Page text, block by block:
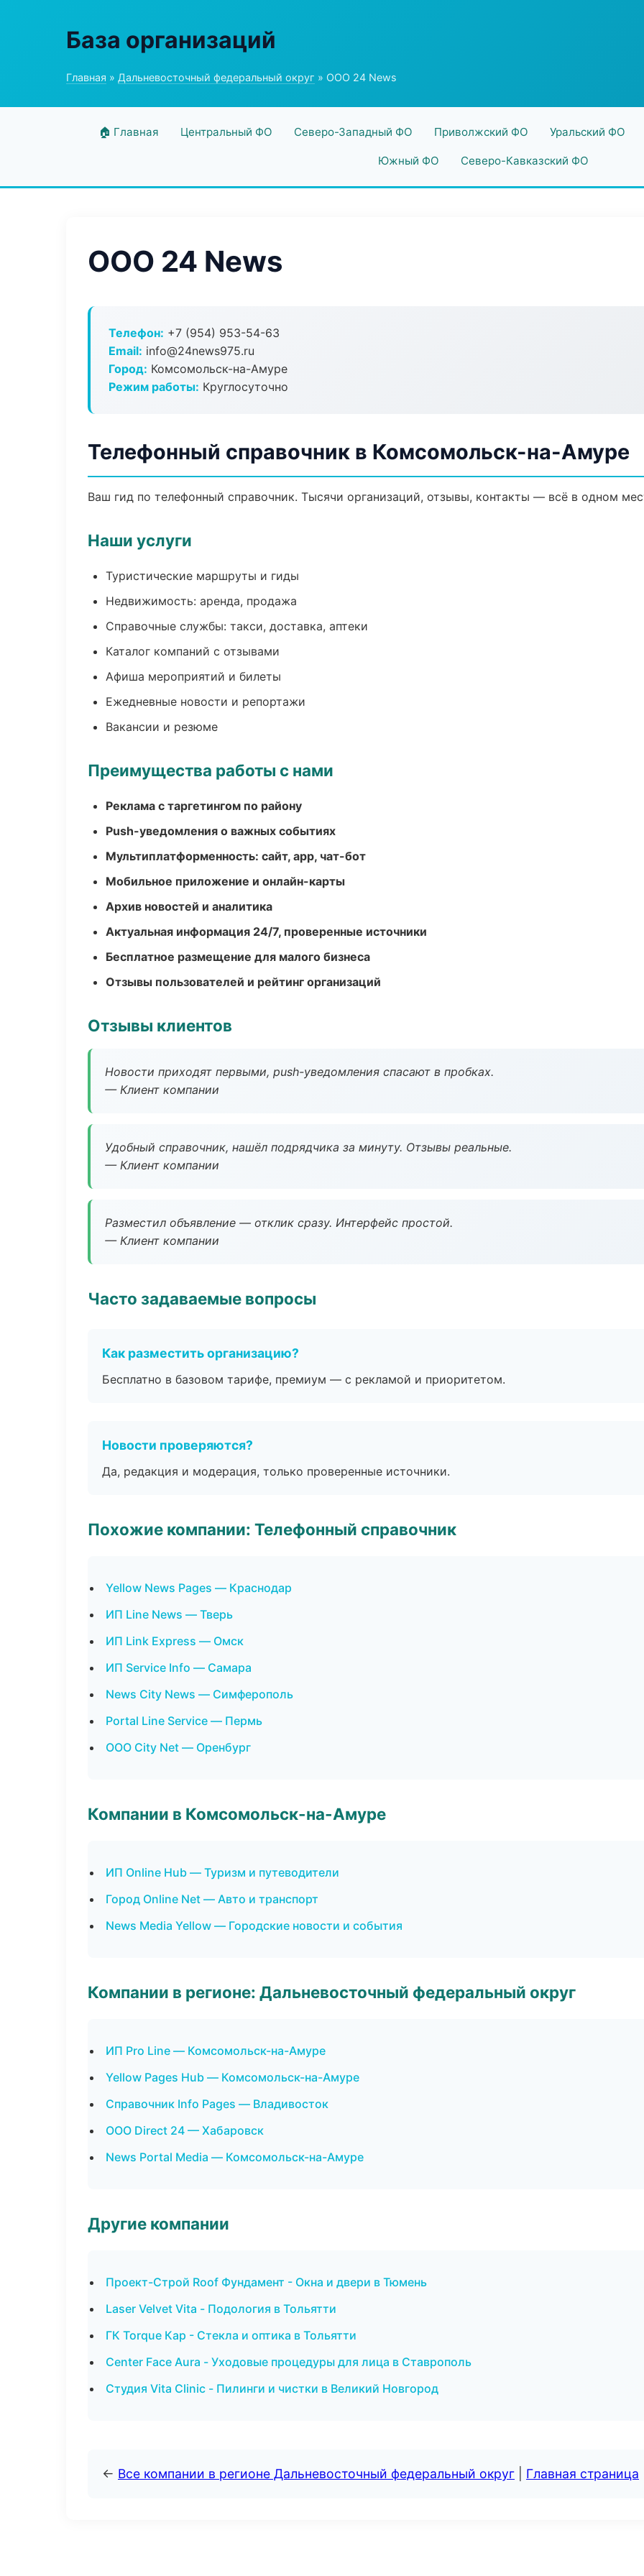
База организаций
Главная » Дальневосточный федеральный округ » ООО 24 News
🏠 Главная Центральный ФО Северо-Западный ФО Приволжский ФО Уральский ФО
Южный ФО Северо-Кавказский ФО
ООО 24 News
Телефон: +7 (954) 953-54-63
Email: info@24news975.ru
Город: Комсомольск-на-Амуре
Режим работы: Круглосуточно
Телефонный справочник в Комсомольск-на-Амуре
Ваш гид по телефонный справочник. Тысячи организаций, отзывы, контакты — всё в одном
Наши услуги
Туристические маршруты и гиды
Недвижимость: аренда, продажа
Справочные службы: такси, доставка, аптеки
Каталог компаний с отзывами
Афиша мероприятий и билеты
Ежедневные новости и репортажи
Вакансии и резюме
Преимущества работы с нами
Реклама с таргетингом по району
Push-уведомления о важных событиях
Мультиплатформенность: сайт, app, чат-бот
Мобильное приложение и онлайн-карты
Архив новостей и аналитика
Актуальная информация 24/7, проверенные источники
Бесплатное размещение для малого бизнеса
Отзывы пользователей и рейтинг организаций
Отзывы клиентов
Новости приходят первыми, push-уведомления спасают в пробках.
— Клиент компании
Удобный справочник, нашёл подрядчика за минуту. Отзывы реальные.
— Клиент компании
Разместил объявление — отклик сразу. Интерфейс простой.
— Клиент компании
Часто задаваемые вопросы
Как разместить организацию?
Бесплатно в базовом тарифе, премиум — с рекламой и приоритетом.
Новости проверяются?
Да, редакция и модерация, только проверенные источники.
Похожие компании: Телефонный справочник
Yellow News Pages — Краснодар
ИП Line News — Тверь
ИП Link Express — Омск
ИП Service Info — Самара
News City News — Симферополь
Portal Line Service — Пермь
ООО City Net — Оренбург
Компании в Комсомольск-на-Амуре
ИП Online Hub — Туризм и путеводители
Город Online Net — Авто и транспорт
News Media Yellow — Городские новости и события
Компании в регионе: Дальневосточный федеральный округ
ИП Pro Line — Комсомольск-на-Амуре
Yellow Pages Hub — Комсомольск-на-Амуре
Справочник Info Pages — Владивосток
ООО Direct 24 — Хабаровск
News Portal Media — Комсомольск-на-Амуре
Другие компании
Проект-Строй Roof Фундамент - Окна и двери в Тюмень
Laser Velvet Vita - Подология в Тольятти
ГК Torque Кар - Стекла и оптика в Тольятти
Center Face Aura - Уходовые процедуры для лица в Ставрополь
Студия Vita Clinic - Пилинги и чистки в Великий Новгород
← Все компании в регионе Дальневосточный федеральный округ Главная страница